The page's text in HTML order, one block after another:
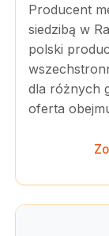
Producent
siedzibą w
polski
dla różnych
oferta